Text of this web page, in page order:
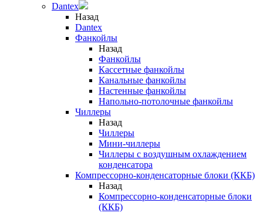
Dantex
Назад
Dantex
Фанкойлы
Назад
Фанкойлы
Кассетные фанкойлы
Канальные фанкойлы
Настенные фанкойлы
Напольно-потолочные фанкойлы
Чиллеры
Назад
Чиллеры
Мини-чиллеры
Чиллеры с воздушным охлаждением
конденсатора
Компрессорно-конденсаторные блоки (ККБ)
Назад
Компрессорно-конденсаторные блоки
(ККБ)